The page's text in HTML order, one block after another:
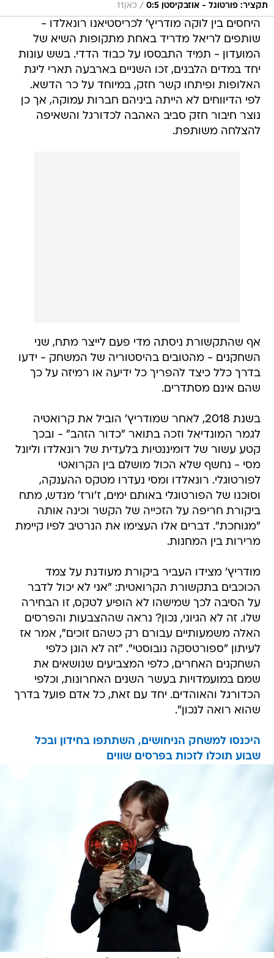
תקציר: פורטוגל - אוזבקיסטן 0:5 / כאן11
היחסים בין לוקה מודריץ' לכריסטיאנו רונאלדו -
שותפים לריאל מדריד באחת מתקופות השיא של
המועדון - תמיד התבססו על כבוד הדדי. בשש עונות
יחד במדים הלבנים, זכו השניים בארבעה תארי ליגת
האלופות ופיתחו קשר חזק, במיוחד על כר הדשא.
לפי הדיווחים לא הייתה ביניהם חברות עמוקה, אך כן
נוצר חיבור חזק סביב האהבה לכדורגל והשאיפה
להצלחה משותפת.
אף שהתקשורת ניסתה מדי פעם לייצר מתח, שני
השחקנים - מהטובים בהיסטוריה של המשחק - ידעו
בדרך כלל כיצד להפריך כל ידיעה או רמיזה על כך
שהם אינם מסתדרים.
בשנת 2018, לאחר שמודריץ' הוביל את קרואטיה
לגמר המונדיאל וזכה בתואר "כדור הזהב" - ובכך
קטע עשור של דומיננטיות בלעדית של רונאלדו וליונל
מסי - נחשף שלא הכול מושלם בין הקרואטי
לפורטוגלי. רונאלדו ומסי נעדרו מטקס ההענקה,
וסוכנו של הפורטוגלי באותם ימים, ז'ורז' מנדש, מתח
ביקורת חריפה על הזכייה של הקשר וכינה אותה
"מגוחכת". דברים אלו העצימו את הנרטיב לפיו קיימת
מרירות בין המחנות.
מודריץ' מצידו העביר ביקורת מעודנת על צמד
הכוכבים בתקשורת הקרואטית: "אני לא יכול לדבר
על הסיבה לכך שמישהו לא הופיע לטקס, זו הבחירה
שלו. זה לא הגיוני, נכון? נראה שההצבעות והפרסים
האלה משמעותיים עבורם רק כשהם זוכים", אמר אז
לעיתון "ספורטסקה נובוסטי". "זה לא הוגן כלפי
השחקנים האחרים, כלפי המצביעים שנושאים את
שמם במועמדויות בעשר השנים האחרונות, וכלפי
הכדורגל והאוהדים. יחד עם זאת, כל אדם פועל בדרך
שהוא רואה לנכון".
היכנסו למשחק הניחושים, השתתפו בחידון ובכל
שבוע תוכלו לזכות בפרסים שווים